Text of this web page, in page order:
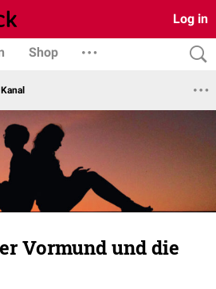
Log in
Shop
Vormund und die